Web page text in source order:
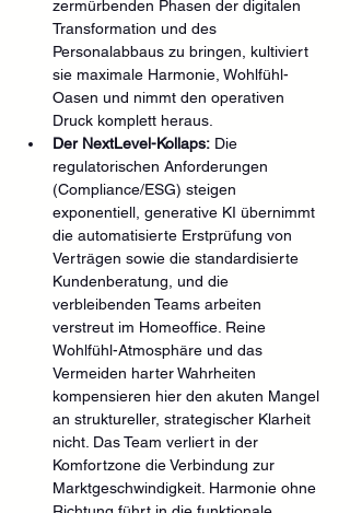
zermürbenden Phasen der digitalen
Transformation und des
Personalabbaus zu bringen, kultiviert
sie maximale Harmonie, Wohlfühl-
Oasen und nimmt den operativen
Druck komplett heraus.
Der NextLevel-Kollaps: Die
regulatorischen Anforderungen
(Compliance/ESG) steigen
exponentiell, generative KI übernimmt
die automatisierte Erstprüfung von
Verträgen sowie die standardisierte
Kundenberatung, und die
verbleibenden Teams arbeiten
verstreut im Homeoffice. Reine
Wohlfühl-Atmosphäre und das
Vermeiden harter Wahrheiten
kompensieren hier den akuten Mangel
an struktureller, strategischer Klarheit
nicht. Das Team verliert in der
Komfortzone die Verbindung zur
Marktgeschwindigkeit. Harmonie ohne